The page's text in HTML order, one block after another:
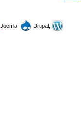
Joomla,
Drupal,